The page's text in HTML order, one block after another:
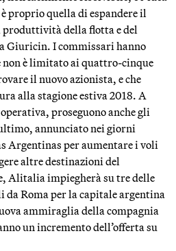
proprio quella di espandere il
produttività della flotta e del
Giuricin. I commissari hanno
non è limitato ai quattro-cinque
il nuovo azionista, e che
alla stagione estiva 2018. A
proseguono anche gli
annunciato nei giorni
Argentinas per aumentare i voli
altre destinazioni del
Alitalia impiegherà su tre delle
da Roma per la capitale argentina
ammiraglia della compagnia
un incremento dell’offerta su